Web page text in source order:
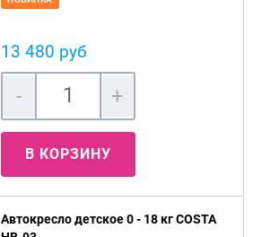
13 480 руб
- +
В КОРЗИНУ
Автокресло детское 0 - 18 кг COSTA